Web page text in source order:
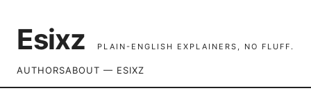
Esixz PLAIN-ENGLISH EXPLAINERS, NO FLUFF.
AUTHORSABOUT — ESIXZ